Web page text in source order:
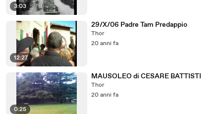
3:03
12:27
29/X/06 Padre Tam Predappio
Thor
20 anni fa
0:25
MAUSOLEO di CESARE BATTISTI
Thor
20 anni fa